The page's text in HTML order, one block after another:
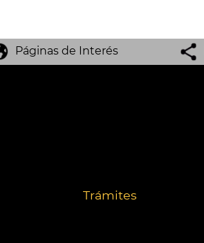
Páginas de Interés
Trámites